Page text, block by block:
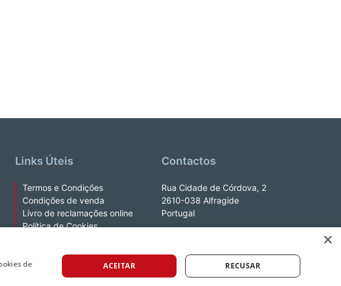
Links Úteis
Termos e Condições
Condições de venda
Livro de reclamações online
Política de Cookies
Contactos
Rua Cidade de Córdova, 2
2610-038 Alfragide
Portugal
×
de
ACEITAR RECUSAR